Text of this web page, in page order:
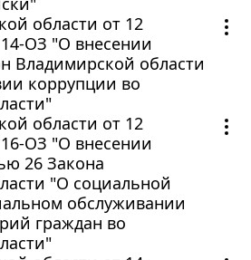
области от 12
ОЗ "О внесении
Владимирской области
коррупции во
области от 12
ОЗ "О внесении
26 Закона
"О социальной
обслуживании
граждан во